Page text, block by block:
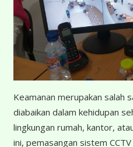
Keamanan merupakan salah
diabaikan dalam kehidupan
lingkungan rumah, kantor,
ini, pemasangan sistem